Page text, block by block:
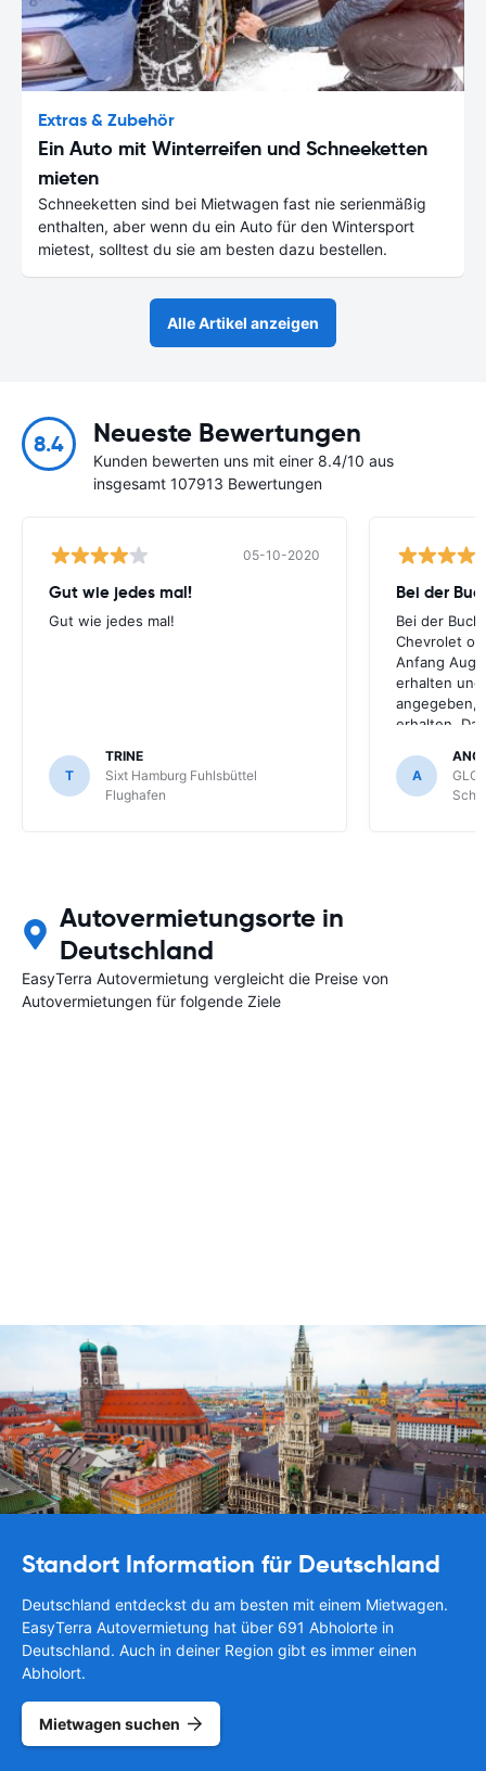
Extras & Zubehör
Ein Auto mit Winterreifen und Schneeketten
mieten
Schneeketten sind bei Mietwagen fast nie serienmäßig
enthalten, aber wenn du ein Auto für den Wintersport
mietest, solltest du sie am besten dazu bestellen.
Alle Artikel anzeigen
8.4 Neueste Bewertungen
Kunden bewerten uns mit einer 8.4/10 aus
insgesamt 107913 Bewertungen
05-10-2020
Gut wie jedes mal!
Gut wie jedes mal!
T
TRINE
Sixt Hamburg Fuhlsbüttel
Flughafen
Bei der
Bei der
Chevrolet
Anfang
erhalten
angegeben,
erhalten.
optimal,
Schönefeld
A
Autovermietungsorte in
Deutschland
EasyTerra Autovermietung vergleicht die Preise von
Autovermietungen für folgende Ziele
Standort Information für Deutschland
Deutschland entdeckst du am besten mit einem Mietwagen.
EasyTerra Autovermietung hat über 691 Abholorte in
Deutschland. Auch in deiner Region gibt es immer einen
Abholort.
Mietwagen suchen